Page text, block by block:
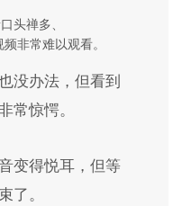
禅多、
非常难以观看。
没办法，但看到
常惊愕。
变得悦耳，但等
了。